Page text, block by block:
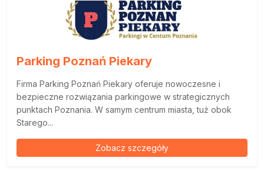
Parking Poznań Piekary
Firma Parking Poznań Piekary oferuje nowoczesne i
bezpieczne rozwiązania parkingowe w strategicznych
punktach Poznania. W samym centrum miasta, tuż obok
Starego...
Zobacz szczegóły